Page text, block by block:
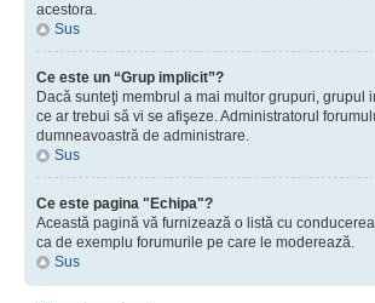
acestora.
Sus
Ce este un “Grup implicit”?
Dacă sunteţi membrul a mai multor grupuri,
ce ar trebui să vi se afişeze. Administratorul
dumneavoastră de administrare.
Sus
Ce este pagina "Echipa"?
Această pagină vă furnizează o listă cu
ca de exemplu forumurile pe care le moderează.
Sus